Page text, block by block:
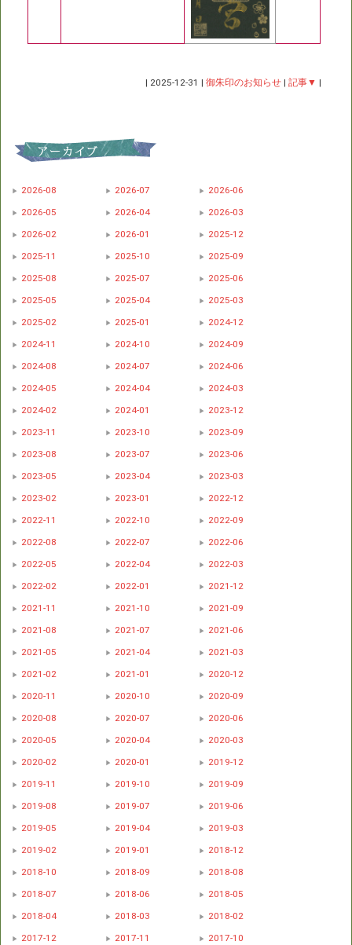
2026-08 2026-07
2026-06
2026-05
2026-04
2026-03
2026-02
2026-01
2025-12
2025-11
2025-10
2025-09
2025-08
2025-07
2025-06
2025-05
2025-04
2025-03
2025-02
2025-01
2024-12
2024-11
2024-10
2024-09
2024-08
2024-07
2024-06
2024-05
2024-04
2024-03
2024-02
2024-01
2023-12
2023-11
2023-10
2023-09
2023-08
2023-07
2023-06
2023-05
2023-04
2023-03
2023-02
2023-01
2022-12
2022-11
2022-10
2022-09
2022-08
2022-07
2022-06
2022-05
2022-04
2022-03
2022-02
2022-01
2021-12
2021-11
2021-10
2021-09
2021-08
2021-07
2021-06
2021-05
2021-04
2021-03
2021-02
2021-01
2020-12
2020-11
2020-10
2020-09
2020-08
2020-07
2020-06
2020-05
2020-04
2020-03
2020-02
2020-01
2019-12
2019-11
2019-10
2019-09
2019-08
2019-07
2019-06
2019-05
2019-04
2019-03
2019-02
2019-01
2018-12
2018-10
2018-09
2018-08
2018-07
2018-06
2018-05
2018-04
2018-03
2018-02
2017-12
2017-11
2017-10
| 2025-12-31 |御朱印のお知らせ |記事▼ |